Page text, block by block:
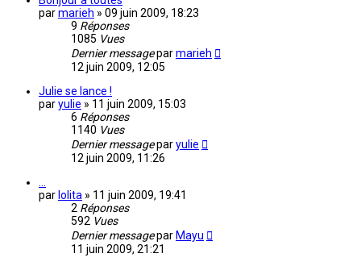
parmarieh » 09 juin 2009, 18:23
9 Réponses
1085 Vues
Dernier messageparmarieh
12 juin 2009, 12:05
Julie se lance !
paryulie » 11 juin 2009, 15:03
6 Réponses
1140 Vues
Dernier messageparyulie
12 juin 2009, 11:26
par lolita » 11 juin 2009, 19:41
2 Réponses
592 Vues
Dernier messagepar Mayu
11 juin 2009, 21:21